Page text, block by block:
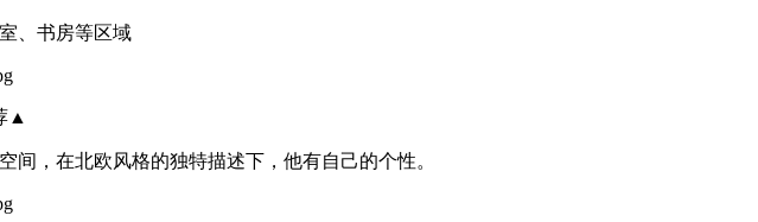
、书房等区域
▲
，在北欧风格的独特描述下，他有自己的个性。